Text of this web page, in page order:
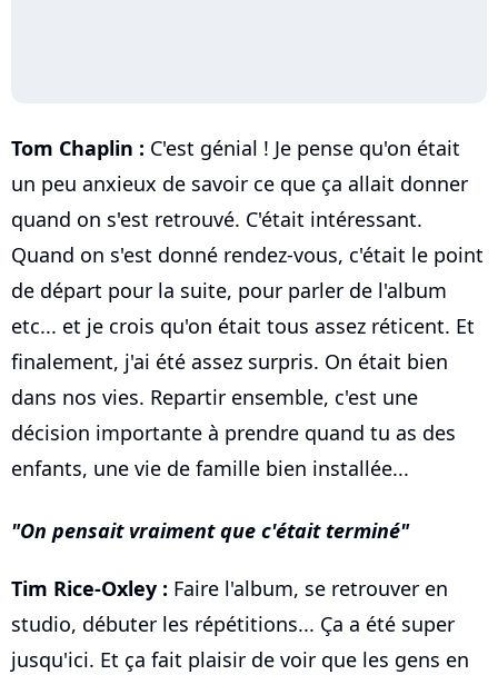
Tom Chaplin : C'est génial ! Je pense qu'on était
un peu anxieux de savoir ce que ça allait donner
quand on s'est retrouvé. C'était intéressant.
Quand on s'est donné rendez-vous, c'était le point
de départ pour la suite, pour parler de l'album
etc... et je crois qu'on était tous assez réticent. Et
finalement, j'ai été assez surpris. On était bien
dans nos vies. Repartir ensemble, c'est une
décision importante à prendre quand tu as des
enfants, une vie de famille bien installée...
On pensait vraiment que c'était terminé
Tim Rice-Oxley : Faire l'album, se retrouver en
studio, débuter les répétitions... Ça a été super
jusqu'ici. Et ça fait plaisir de voir que les gens en